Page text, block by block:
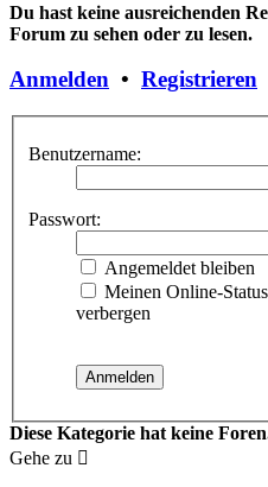
Du hast keine ausreichenden
Forum zu sehen oder zu lesen.
Anmelden • Registrieren
Benutzername:
Passwort:
Angemeldet bleiben
Meinen Online-
verbergen
Diese Kategorie hat keine
Gehe zu